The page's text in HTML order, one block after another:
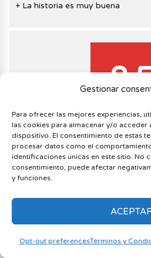
Gestionar
Para ofrecer las mejores experiencias,
las cookies para almacenar y/o acceder
dispositivo. El consentimiento de estas
procesar datos como el
identificaciones únicas en este sitio. No
consentimiento, puede afectar
y funciones.
Opt-out preferencesTérminos y
La historia es muy buena
SYSTEM